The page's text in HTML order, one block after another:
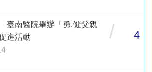
臺南醫院舉辦「勇.健父親
進活動
/ 4